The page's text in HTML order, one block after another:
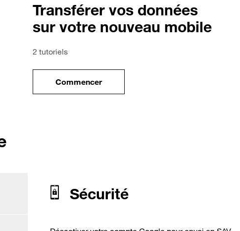
nouveau mobile
Transférer vos données
sur votre nouveau mobile
2 tutoriels
Commencerle tuto pour Transférer vos données sur
Sécurité